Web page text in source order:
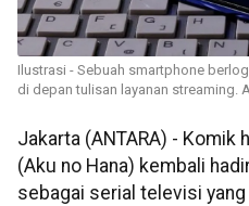
Ilustrasi - Sebuah smartphone
di depan tulisan layanan streaming.
Jakarta (ANTARA) - Komik
(Aku no Hana) kembali
sebagai serial televisi